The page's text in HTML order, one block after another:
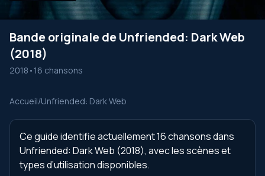
Bande originale de Unfriended: Dark Web
(2018)
2018 • 16 chansons
Accueil/Unfriended: Dark Web
Ce guide identifie actuellement 16 chansons dans
Unfriended: Dark Web (2018), avec les scènes et
types d’utilisation disponibles.